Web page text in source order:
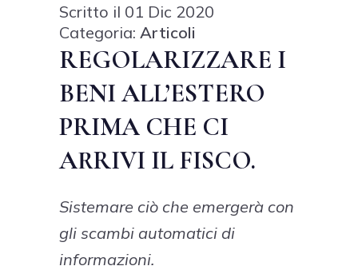
Scritto il 01 Dic 2020
Categoria: Articoli
REGOLARIZZARE I
BENI ALL’ESTERO
PRIMA CHE CI
ARRIVI IL FISCO.
Sistemare ciò che emergerà con
gli scambi automatici di
informazioni.